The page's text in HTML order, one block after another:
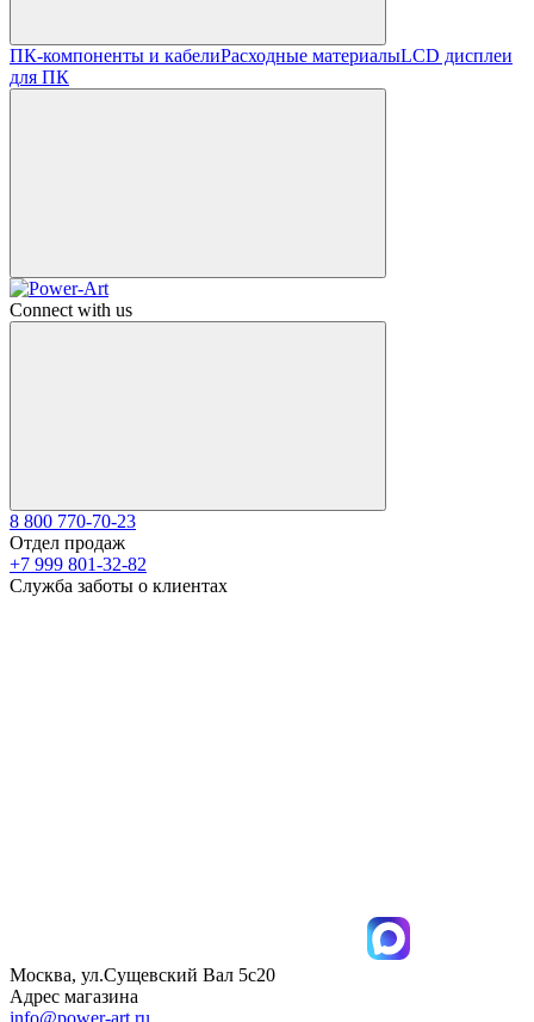
ПК-компоненты и кабелиРасходные материалыLCD дисплеи
для ПК
Connect with us
8 800 770-70-23
Отдел продаж
+7 999 801-32-82
Служба заботы о клиентах
Москва, ул.Сущевский Вал 5с20
Адрес магазина